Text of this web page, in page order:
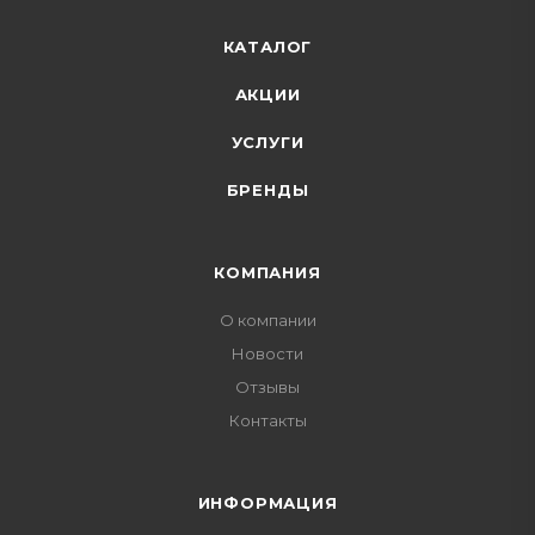
КАТАЛОГ
АКЦИИ
УСЛУГИ
БРЕНДЫ
КОМПАНИЯ
О компании
Новости
Отзывы
Контакты
ИНФОРМАЦИЯ